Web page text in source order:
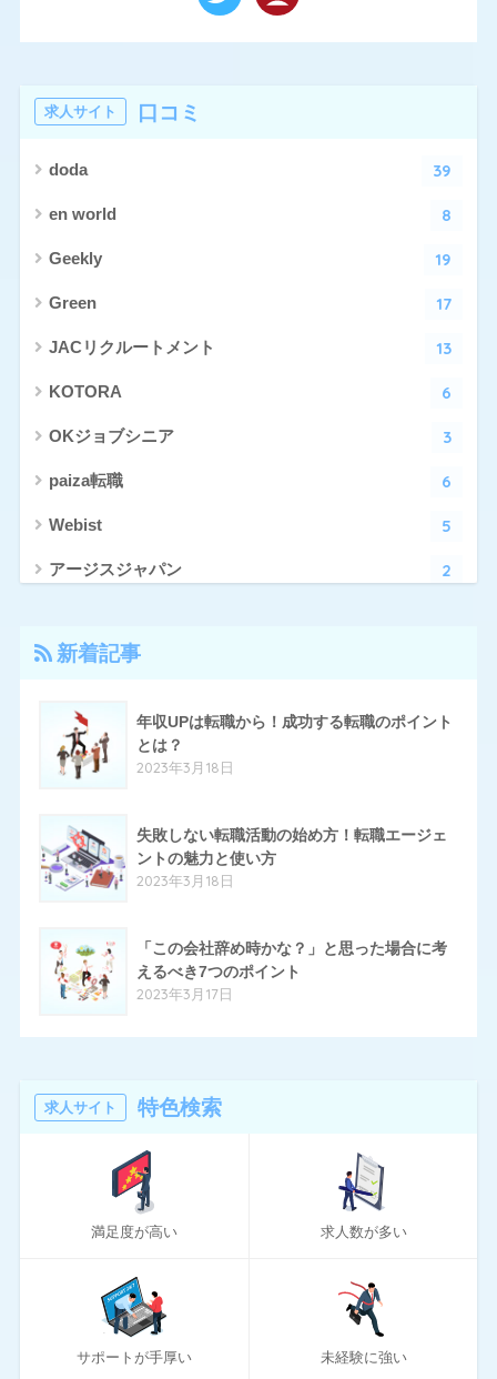
求人サイト 口コミ
doda 39
en world 8
Geekly 19
Green 17
JACリクルートメント 13
KOTORA 6
OKジョブシニア 3
paiza転職 6
Webist 5
アージスジャパン 2
エン転職
とらばーゆ
はたらいく 14
ハタラクティブ
ほいく畑
マスメディアン
リアルミーキャリア
リクナビNEXT
リクルートエージェント
リクルートダイレクトスカウト
ロバート・ウォルターズ
ワークポート
新着記事
年収UPは転職から！成功する転職のポイント
とは？
2023年3月18日
失敗しない転職活動の始め方！転職エージェ
ントの魅力と使い方
2023年3月18日
「この会社辞め時かな？」と思った場合に考
えるべき7つのポイント
2023年3月17日
求人サイト 特色検索
満足度が高い 求人数が多い
サポートが手厚い 未経験に強い